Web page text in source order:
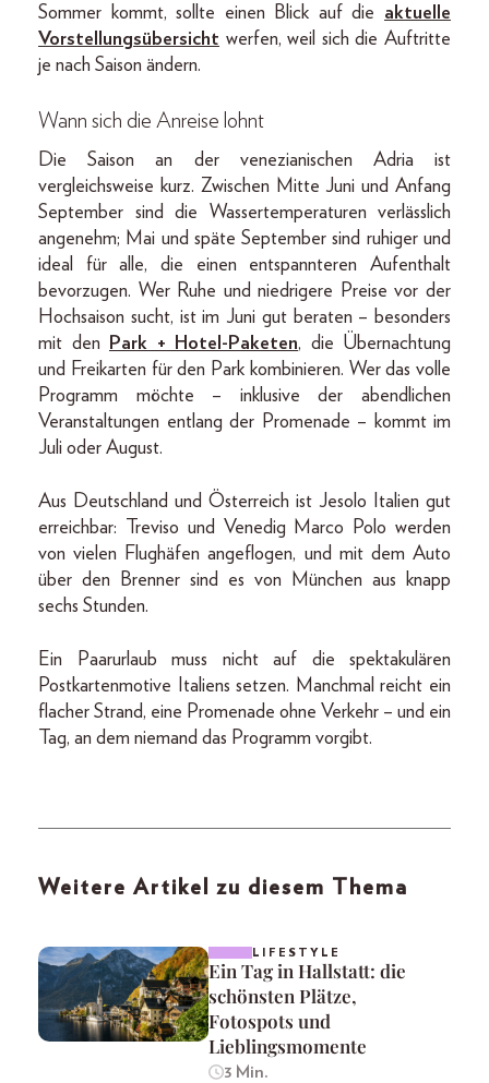
Sommer kommt, sollte einen Blick auf die aktuelle
Vorstellungsübersicht werfen, weil sich die Auftritte
je nach Saison ändern.
Wann sich die Anreise lohnt
Die Saison an der venezianischen Adria ist
vergleichsweise kurz. Zwischen Mitte Juni und Anfang
September sind die Wassertemperaturen verlässlich
angenehm; Mai und späte September sind ruhiger und
ideal für alle, die einen entspannteren Aufenthalt
bevorzugen. Wer Ruhe und niedrigere Preise vor der
Hochsaison sucht, ist im Juni gut beraten – besonders
mit den
Park + Hotel-Paketen, die Übernachtung
und Freikarten für den Park kombinieren. Wer das volle
Programm möchte – inklusive der abendlichen
Veranstaltungen entlang der Promenade – kommt im
Juli oder August.
Aus Deutschland und Österreich ist Jesolo Italien gut
erreichbar: Treviso und Venedig Marco Polo werden
von vielen Flughäfen angeflogen, und mit dem Auto
über den Brenner sind es von München aus knapp
sechs Stunden.
Ein Paarurlaub muss nicht auf die spektakulären
Postkartenmotive Italiens setzen. Manchmal reicht ein
flacher Strand, eine Promenade ohne Verkehr – und ein
Tag, an dem niemand das Programm vorgibt.
Weitere Artikel zu diesem Thema
LIFESTYLE
Ein Tag in Hallstatt: die
schönsten Plätze,
Fotospots und
Lieblingsmomente
3 Min.